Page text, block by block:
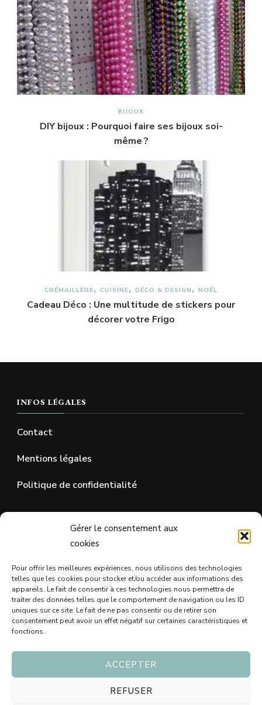
Gérer le consentement aux
cookies
Pour offrir les meilleures expériences, nous utilisons des technologies
telles que les cookies pour stocker et/ou accéder aux informations des
appareils. Le fait de consentir à ces technologies nous permettra de
traiter des données telles que le comportement de navigation ou les ID
uniques sur ce site. Le fait de ne pas consentir ou de retirer son
consentement peut avoir un effet négatif sur certaines caractéristiques et
fonctions.
ACCEPTER
REFUSER
BIJOUX
DIY bijoux : Pourquoi faire ses bijoux soi-
même ?
CRÉMAILLÈRE CUISINE DÉCO & DESIGN NOËL
Cadeau Déco : Une multitude de stickers pour
décorer votre Frigo
INFOS LÉGALES
Contact
Mentions légales
Politique de confidentialité
SUR LES RÉSEAUX SOCIAUX
. Tous droits réservés.